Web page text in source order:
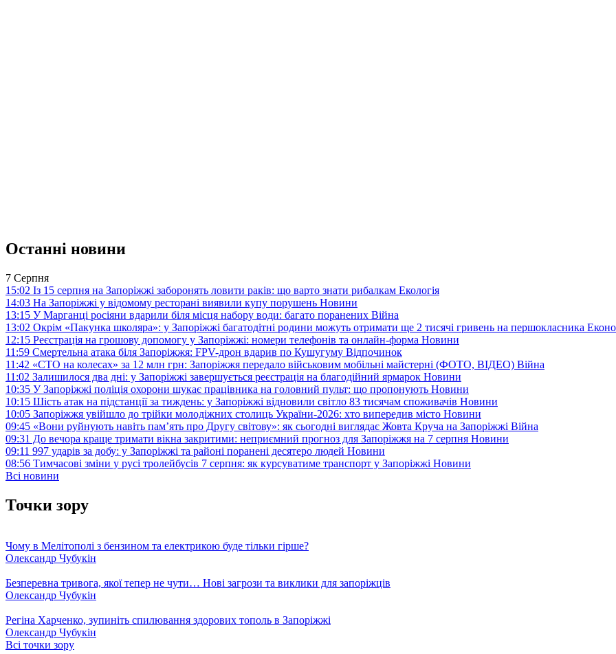
Останні новини
7 Серпня
15:02 Із 15 серпня на Запоріжжі заборонять ловити раків: що варто знати рибалкам Екологія
14:03 На Запоріжжі у відомому ресторані виявили купу порушень Новини
13:15 У Марганці росіяни вдарили біля місця набору води: багато поранених Війна
13:02 Окрім «Пакунка школяра»: у Запоріжжі багатодітні родини можуть отримати ще 2 тисячі гривень на першокласника
12:15 Реєстрація на грошову допомогу у Запоріжжі: номери телефонів та онлайн-форма Новини
11:59 Смертельна атака біля Запоріжжя: FPV-дрон вдарив по Кушугуму Відпочинок
11:42 «СТО на колесах» за 12 млн грн: Запоріжжя передало військовим мобільні майстерні (ФОТО, ВІДЕО) Війна
11:02 Залишилося два дні: у Запоріжжі завершується реєстрація на благодійний ярмарок Новини
10:35 У Запоріжжі поліція охорони шукає працівника на головний пульт: що пропонують Новини
10:15 Шість атак на підстанції за тиждень: у Запоріжжі відновили світло 83 тисячам споживачів Новини
10:05 Запоріжжя увійшло до трійки молодіжних столиць України-2026: хто випередив місто Новини
09:45 «Вони руйнують навіть пам’ять про Другу світову»: як сьогодні виглядає Жовта Круча на Запоріжжі Війна
09:31 До вечора краще тримати вікна закритими: неприємний прогноз для Запоріжжя на 7 серпня Новини
09:11 997 ударів за добу: у Запоріжжі та районі поранені десятеро людей Новини
08:56 Тимчасові зміни у русі тролейбусів 7 серпня: як курсуватиме транспорт у Запоріжжі Новини
Всі новини
Точки зору
Чому в Мелітополі з бензином та електрикою буде тільки гірше?
Олександр Чубукін
Безперевна тривога, якої тепер не чути… Нові загрози та виклики для запоріжців
Олександр Чубукін
Регіна Харченко, зупиніть спилювання здорових тополь в Запоріжжі
Олександр Чубукін
Всі точки зору